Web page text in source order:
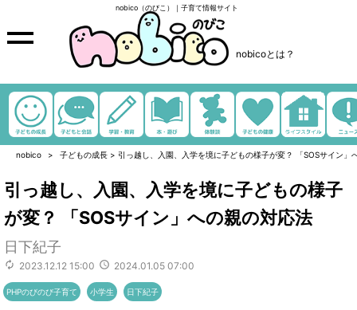
nobico（のびこ）｜子育て情報サイト
nobicoとは？
nobico 子どもの成長 > 引っ越し、入園、入学を境に子どもの様子が変？ 「SOSサイン」
引っ越し、入園、入学を境に子どもの様子
が変？ 「SOSサイン」への親の対応法
日下紀子
2023.12.12 15:00 2024.01.05 07:00
PHPのびのび子育て 小学生 日下紀子